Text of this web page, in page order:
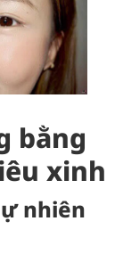
bằng
xinh
nhiên